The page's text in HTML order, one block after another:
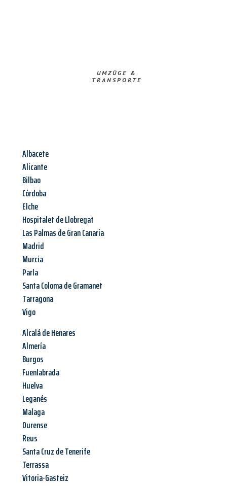
UMZÜGE &
TRANSPORTE
Albacete
Alicante
Bilbao
Córdoba
Elche
Hospitalet de Llobregat
Las Palmas de Gran Canaria
Madrid
Murcia
Parla
Santa Coloma de Gramanet
Tarragona
Vigo
Alcalá de Henares
Almería
Burgos
Fuenlabrada
Huelva
Leganés
Malaga
Ourense
Reus
Santa Cruz de Tenerife
Terrassa
Vitoria-Gasteiz